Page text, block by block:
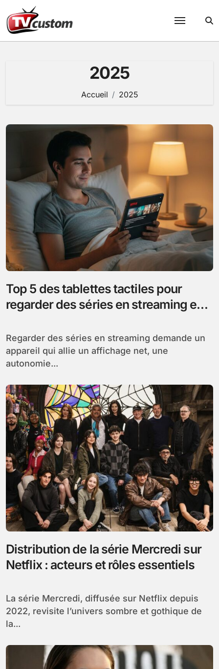
au
contenu
2025
Accueil 2025
Top 5 des tablettes tactiles pour
regarder des séries en streaming en
Regarder des séries en streaming demande un
appareil qui allie un affichage net, une
autonomie...
Distribution de la série Mercredi sur
Netflix : acteurs et rôles essentiels
La série Mercredi, diffusée sur Netflix depuis
2022, revisite l’univers sombre et gothique de
la...